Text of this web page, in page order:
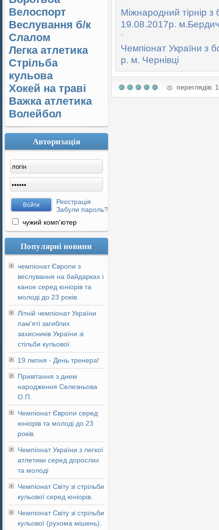
Велоспорт
Веслування б/к
Cлалом
Легка атлетика
Стрільба
кульова
Хокей на траві
Важка атлетика
Волейбол
Авторизація
Реєстрація
Забули пароль?
чужий комп'ютер
Популярні новини
чемпіонат Європи з
веслування на байдарках і
каное серед юніорів та
молоді до 23 років.
Літній чемпіонат України
пам'яті загиблих
захисників України зі
стільби кульової.
19 липня - День тренера!
Привітання з днем
народження Селезньова
О.П.
Чемпіонат Європи серед
юніорів та молоді до 23
років.
Чемпіонат України з легкої
атлетики серед дорослих
та молоді
Чемпіонат Світу зі стрільби
кульової серед юніорів.
Чемпіонат Світу зі стрільби
кульової (рухома мішень).
Міжнародний тірнір з
19.08.2017р.
Чемпіонат України з
р. м. Чернівці
переглядів: